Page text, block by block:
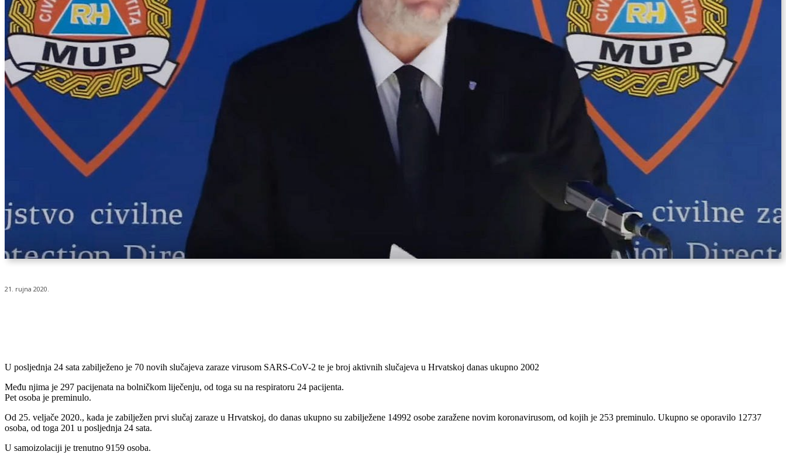
21. rujna 2020.
U posljednja 24 sata zabilježeno je 70 novih slučajeva zaraze virusom SARS-CoV-2 te je broj aktivnih slučajeva u Hrvatskoj danas ukupno 2002
Među njima je 297 pacijenata na bolničkom liječenju, od toga su na respiratoru 24 pacijenta.
Pet osoba je preminulo.
Od 25. veljače 2020., kada je zabilježen prvi slučaj zaraze u Hrvatskoj, do danas ukupno su zabilježene 14992 osobe zaražene novim koronavirusom, od kojih je 253 preminulo. Ukupno se oporavilo 12737
osoba, od toga 201 u posljednja 24 sata.
U samoizolaciji je trenutno 9159 osoba.